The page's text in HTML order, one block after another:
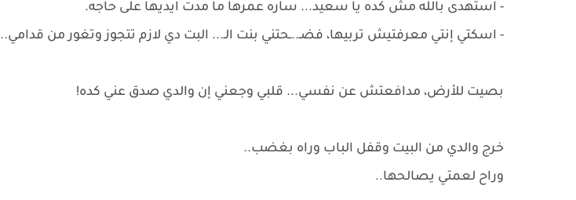
- استهدى بالله مش كده يا سعيد... ساره عمرها ما مدت ايديها على حاجه.
- اسكتي إنتي معرفتيش تربيها، فضـ..ـحتني بنت الـ... البت دي لازم تتجوز وتغور من قدامي..
بصيت للأرض، مدافعتش عن نفسي... قلبي وجعني إن والدي صدق عني كده!
خرج والدي من البيت وقفل الباب وراه بغضب..
وراح لعمتي يصالحها..